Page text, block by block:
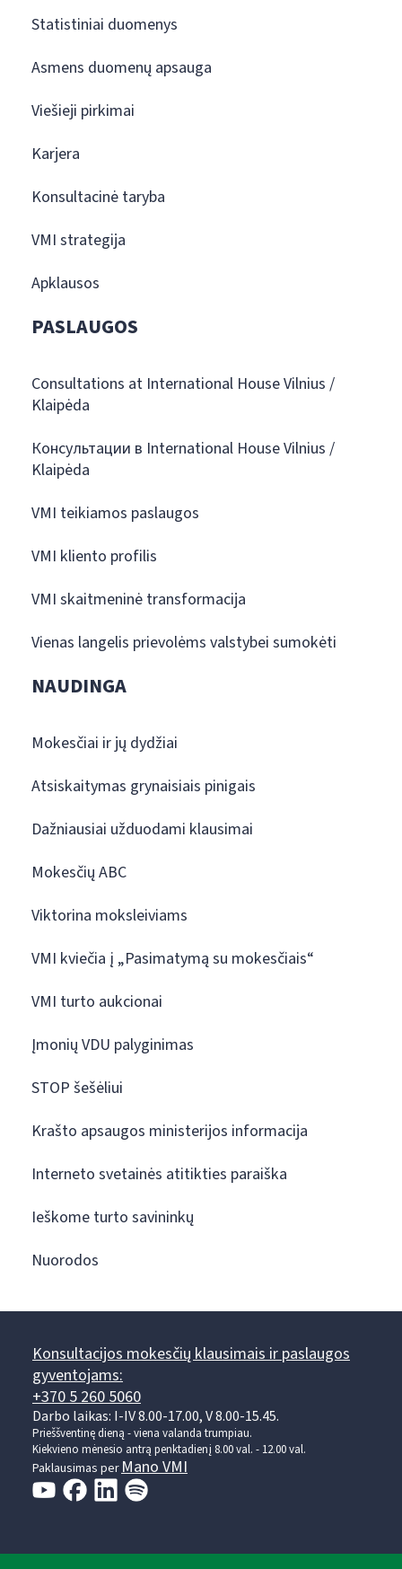
Statistiniai duomenys
Asmens duomenų apsauga
Viešieji pirkimai
Karjera
Konsultacinė taryba
VMI strategija
Apklausos
PASLAUGOS
Consultations at International House Vilnius /
Klaipėda
Консультации в International House Vilnius /
Klaipėda
VMI teikiamos paslaugos
VMI kliento profilis
VMI skaitmeninė transformacija
Vienas langelis prievolėms valstybei sumokėti
NAUDINGA
Mokesčiai ir jų dydžiai
Atsiskaitymas grynaisiais pinigais
Dažniausiai užduodami klausimai
Mokesčių ABC
Viktorina moksleiviams
VMI kviečia į „Pasimatymą su mokesčiais“
VMI turto aukcionai
Įmonių VDU palyginimas
STOP šešėliui
Krašto apsaugos ministerijos informacija
Interneto svetainės atitikties paraiška
Ieškome turto savininkų
Nuorodos
Konsultacijos mokesčių klausimais ir paslaugos
gyventojams:
+370 5 260 5060
Darbo laikas: I-IV 8.00-17.00, V 8.00-15.45.
Prieššventinę dieną - viena valanda trumpiau.
Kiekvieno mėnesio antrą penktadienį 8.00 val. - 12.00 val.
Paklausimas perMano VMI